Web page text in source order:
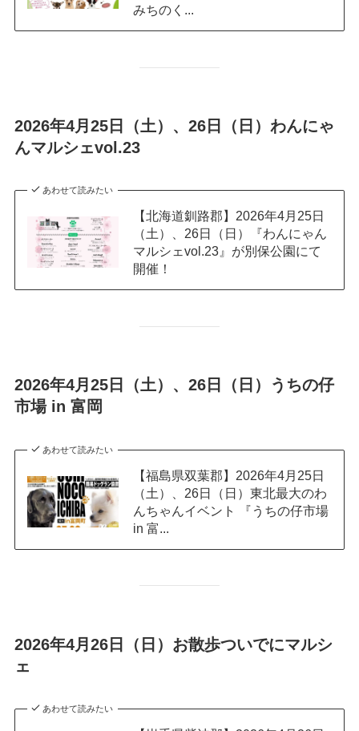
みちのく...
2026年4月25日（土）、26日（日）わんにゃ
んマルシェvol.23
あわせて読みたい
【北海道釧路郡】2026年4月25日
（土）、26日（日）『わんにゃん
マルシェvol.23』が別保公園にて
開催！
2026年4月25日（土）、26日（日）うちの仔
市場 in 富岡
あわせて読みたい
【福島県双葉郡】2026年4月25日
（土）、26日（日）東北最大のわ
んちゃんイベント 『うちの仔市場
in 富...
2026年4月26日（日）お散歩ついでにマルシ
ェ
あわせて読みたい